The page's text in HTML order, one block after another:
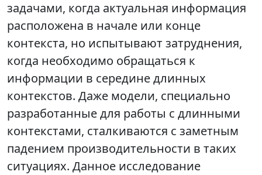
задачами, когда актуальная информация
расположена в начале или конце
контекста, но испытывают затруднения,
когда необходимо обращаться к
информации в середине длинных
контекстов. Даже модели, специально
разработанные для работы с длинными
контекстами, сталкиваются с заметным
падением производительности в таких
ситуациях. Данное исследование